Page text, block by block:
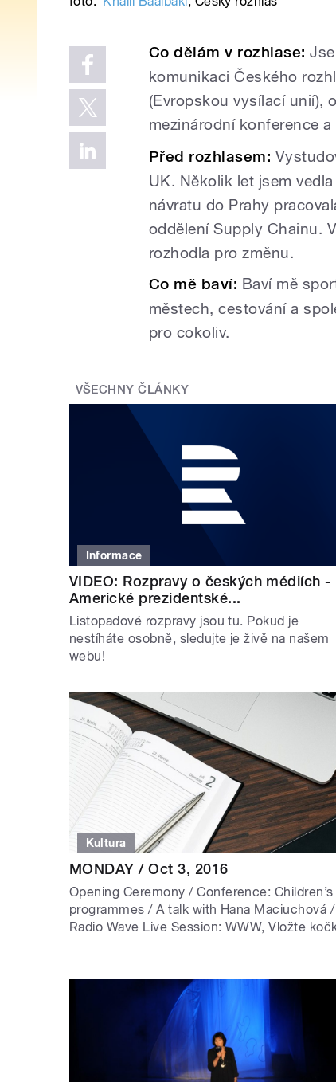
Co dělám v rozhlase:
komunikaci Českého
(Evropskou vysílací unií),
mezinárodní konference
Před rozhlasem:
UK. Několik let jsem
návratu do Prahy
oddělení Supply Chainu.
rozhodla pro změnu.
Co mě baví: Baví mě
městech, cestování a
pro cokoliv.
VŠECHNY ČLÁNKY
Informace
VIDEO: Rozpravy o českých médiích -
Americké prezidentské...
Listopadové rozpravy jsou tu. Pokud je
nestíháte osobně, sledujte je živě na našem
webu!
Kultura
MONDAY / Oct 3, 2016
Opening Ceremony / Conference: Children’s
programmes / A talk with Hana Maciuchová /
Radio Wave Live Session: WWW, Vložte